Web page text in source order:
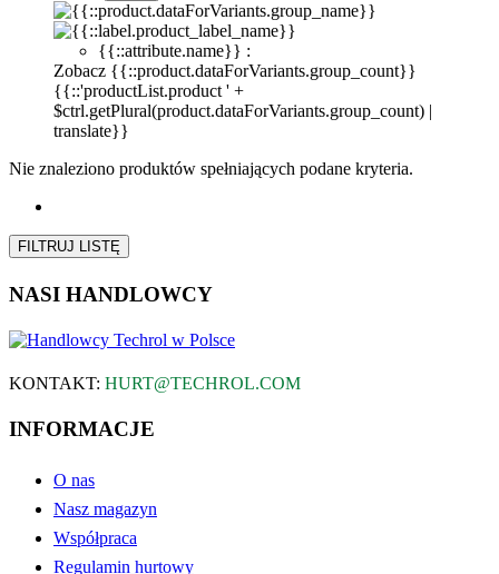
{{::attribute.name}} :
Zobacz {{::product.dataForVariants.group_count}}
{{::'productList.product ' +
$ctrl.getPlural(product.dataForVariants.group_count) |
translate}}
Nie znaleziono produktów spełniających podane kryteria.
FILTRUJ LISTĘ
NASI HANDLOWCY
KONTAKT: HURT@TECHROL.COM
INFORMACJE
O nas
Nasz magazyn
Współpraca
Regulamin hurtowy